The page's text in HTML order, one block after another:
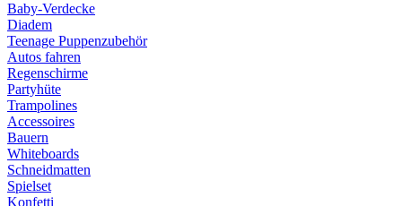
Baby-Verdecke
Diadem
Teenage Puppenzubehör
Autos fahren
Regenschirme
Partyhüte
Trampolines
Accessoires
Bauern
Whiteboards
Schneidmatten
Spielset
Konfetti